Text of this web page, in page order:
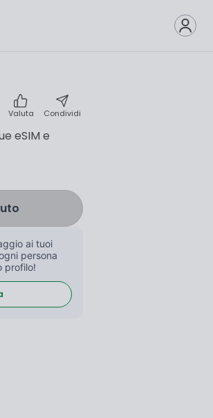
Valuta Condividi
eSIM e
ai tuoi
persona
profilo!